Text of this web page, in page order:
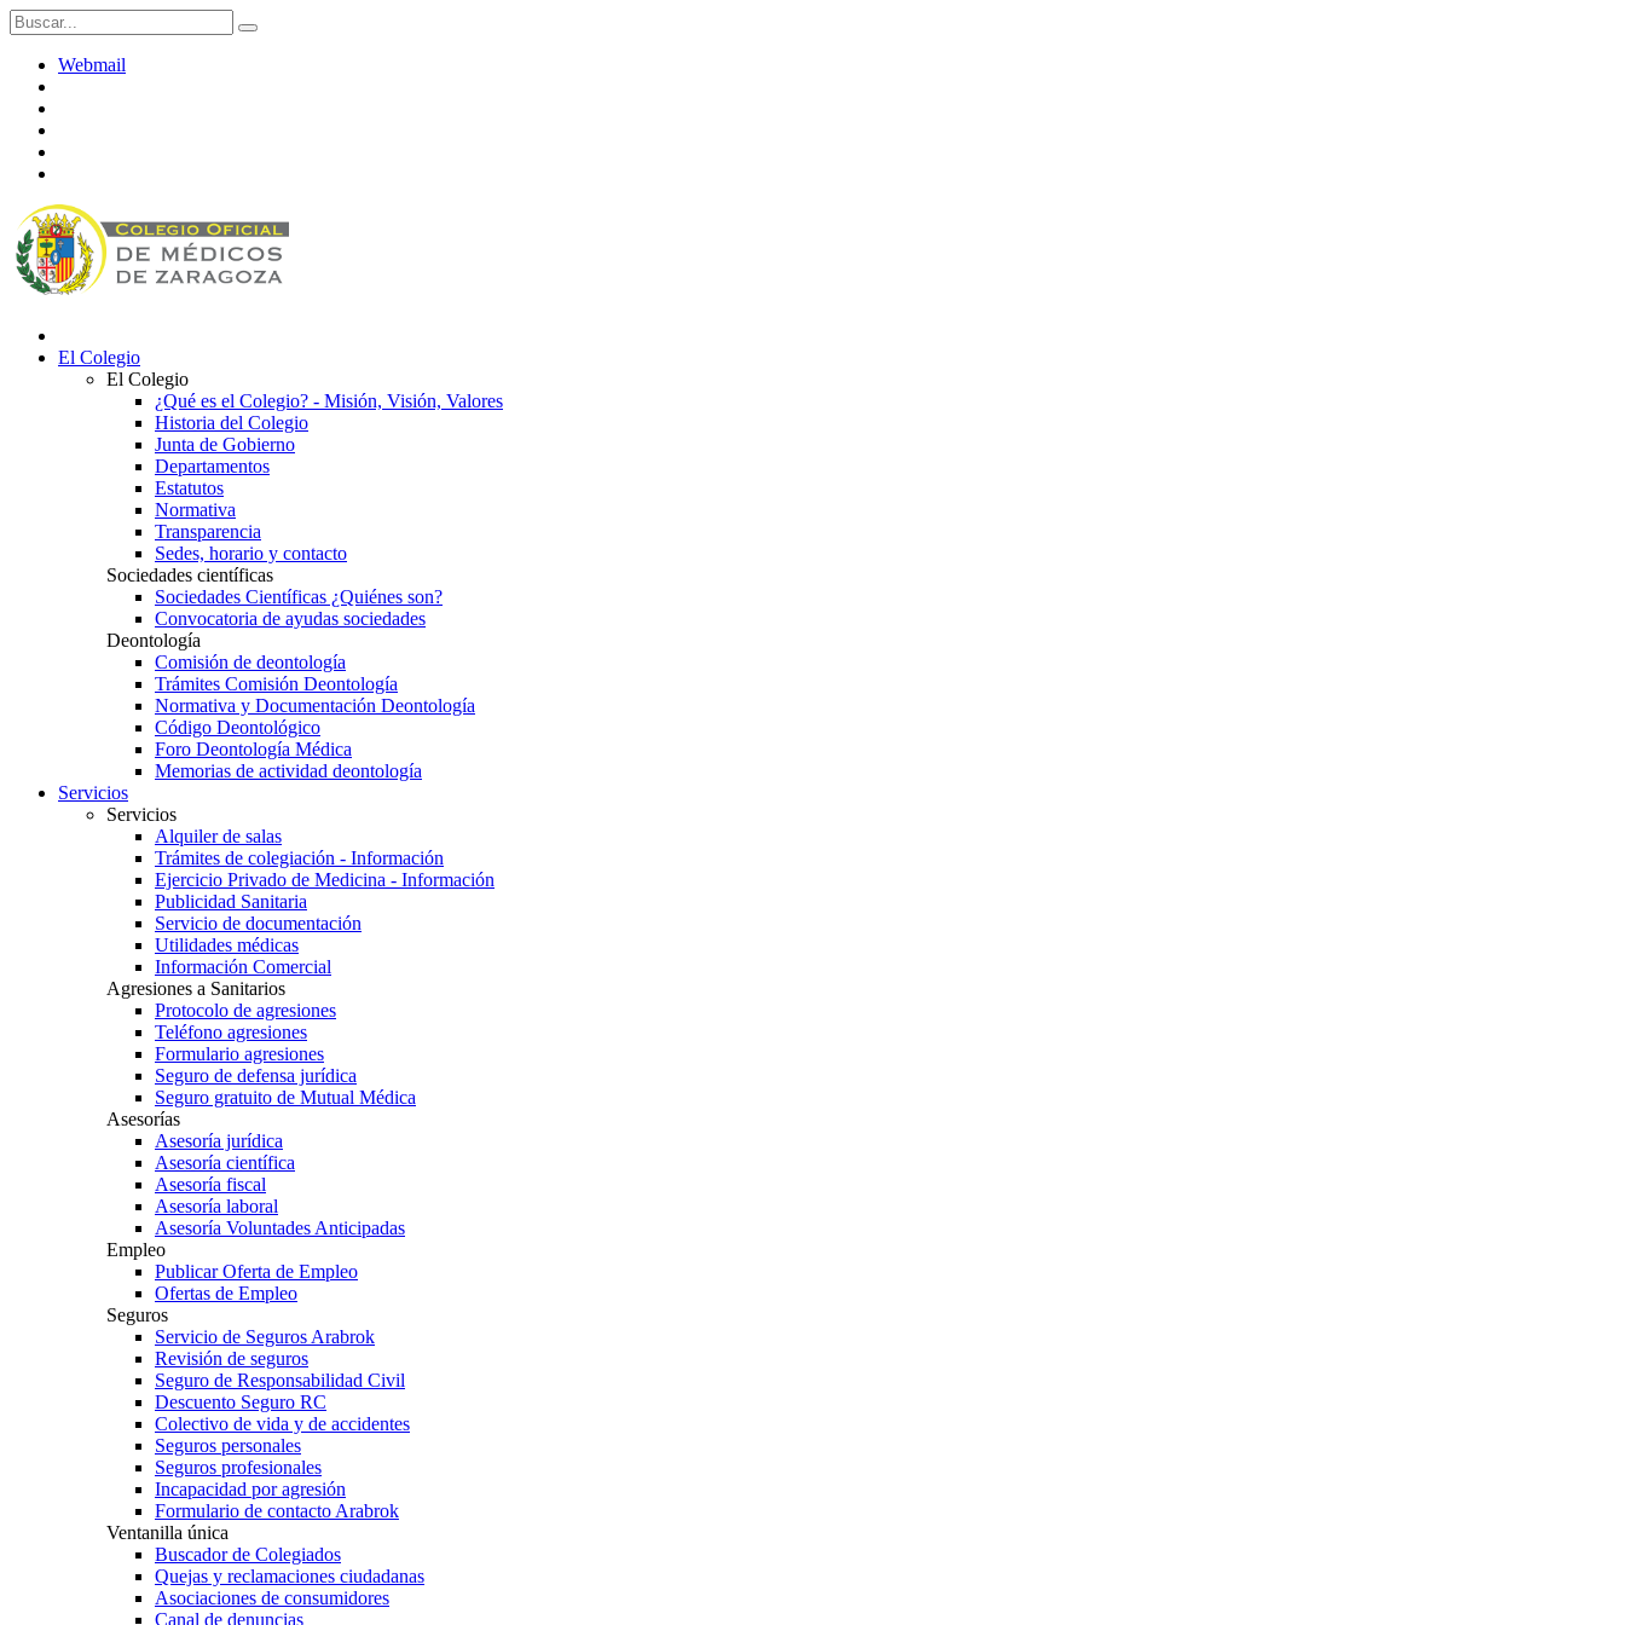
Webmail
El Colegio
El Colegio
¿Qué es el Colegio? - Misión, Visión, Valores
Historia del Colegio
Junta de Gobierno
Departamentos
Estatutos
Normativa
Transparencia
Sedes, horario y contacto
Sociedades científicas
Sociedades Científicas ¿Quiénes son?
Convocatoria de ayudas sociedades
Deontología
Comisión de deontología
Trámites Comisión Deontología
Normativa y Documentación Deontología
Código Deontológico
Foro Deontología Médica
Memorias de actividad deontología
Servicios
Servicios
Alquiler de salas
Trámites de colegiación - Información
Ejercicio Privado de Medicina - Información
Publicidad Sanitaria
Servicio de documentación
Utilidades médicas
Información Comercial
Agresiones a Sanitarios
Protocolo de agresiones
Teléfono agresiones
Formulario agresiones
Seguro de defensa jurídica
Seguro gratuito de Mutual Médica
Asesorías
Asesoría jurídica
Asesoría científica
Asesoría fiscal
Asesoría laboral
Asesoría Voluntades Anticipadas
Empleo
Publicar Oferta de Empleo
Ofertas de Empleo
Seguros
Servicio de Seguros Arabrok
Revisión de seguros
Seguro de Responsabilidad Civil
Descuento Seguro RC
Colectivo de vida y de accidentes
Seguros personales
Seguros profesionales
Incapacidad por agresión
Formulario de contacto Arabrok
Ventanilla única
Buscador de Colegiados
Quejas y reclamaciones ciudadanas
Asociaciones de consumidores
Canal de denuncias